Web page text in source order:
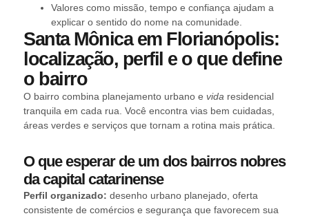
Valores como missão, tempo e confiança ajudam a
explicar o sentido do nome na comunidade.
Santa Mônica em Florianópolis:
localização, perfil e o que define
o bairro
O bairro combina planejamento urbano e vida residencial
tranquila em cada rua. Você encontra vias bem cuidadas,
áreas verdes e serviços que tornam a rotina mais prática.
O que esperar de um dos bairros nobres
da capital catarinense
Perfil organizado: desenho urbano planejado, oferta
consistente de comércios e segurança que favorecem sua